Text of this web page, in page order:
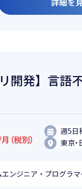
リ開発】言
（税別）
週5日
東京・
エンジニア・プログラマ